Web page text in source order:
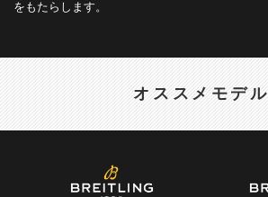
をもたらします。
オススメモデル